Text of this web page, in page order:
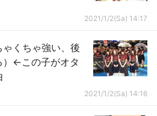
2021/1/2(Sa) 14:17
くちゃ強い、後
）←この子がオタ
2021/1/2(Sa) 14:16